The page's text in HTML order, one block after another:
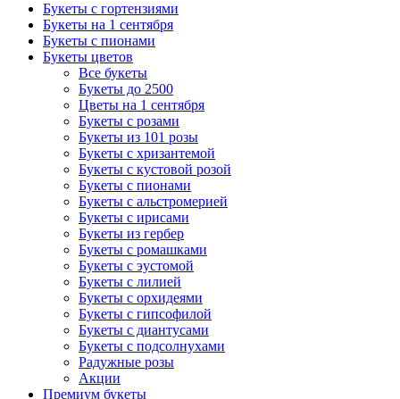
Букеты с гортензиями
Букеты на 1 сентября
Букеты с пионами
Букеты цветов
Все букеты
Букеты до 2500
Цветы на 1 сентября
Букеты с розами
Букеты из 101 розы
Букеты с хризантемой
Букеты с кустовой розой
Букеты с пионами
Букеты с альстромерией
Букеты с ирисами
Букеты из гербер
Букеты с ромашками
Букеты с эустомой
Букеты с лилией
Букеты с орхидеями
Букеты с гипсофилой
Букеты с диантусами
Букеты с подсолнухами
Радужные розы
Акции
Премиум букеты